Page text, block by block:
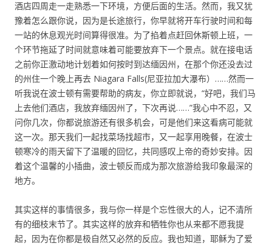
酒店四周走一走熟悉一下环境，方便后面的生活。然而，我又犹
豫着怎么跟你说，因为是长途旅行，你早就将开车行驶时间和每
一站的休息观光时间算得很准。为了掐着点赶回休斯顿上班，一
个环节拖延了时间就意味着可能要放弃下一个景点。就在接电话
之前你正激动地计划着如何按时到达缅因州，在那个你还没去过
的州住一个晚上再去 Niagara Falls(尼亚拉加大瀑布）……然而一
听我说在波士顿有需要帮助的病友，你立即就说，“好吧，我们马
上去他们酒店，我放弃缅因州了，下次再说……”我心中不忍，又
问你几次，你都说旅游还有很多机会，可是他们来这看病可能就
这一次。那天我们一起找菜场找超市，又一起享用晚餐，在波士
顿寒冷的雨天留下了温暖的回忆，共同感叹上帝的奇妙安排。因
着这个温馨的小插曲，波士顿反而成为那次旅游给我印象最深的
地方。
其实这样的事情很多，我与你一样是个忘性很大的人，记不清所
有的细枝末节了。其实这样的放弃和牺牲你也从来都不愿我提
起，因为在你都是极自然又必然的反应。我也知道，耶稣为了爱